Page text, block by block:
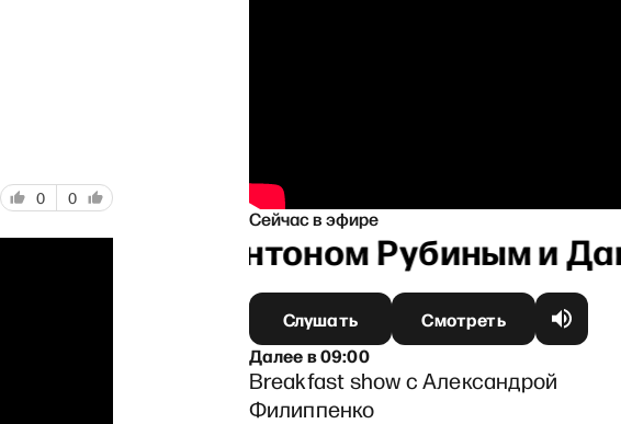
0 0
Сейчас в эфире
РЗВРТ с Антоном Рубиным и
Слушать
Смотреть
Далеев09:00
Breakfast show с Александрой
Филиппенко